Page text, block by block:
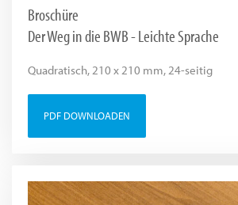
Broschüre
Der Weg in die BWB - Leichte Sprache
Quadratisch, 210 x 210 mm, 24-seitig
PDF DOWNLOADEN